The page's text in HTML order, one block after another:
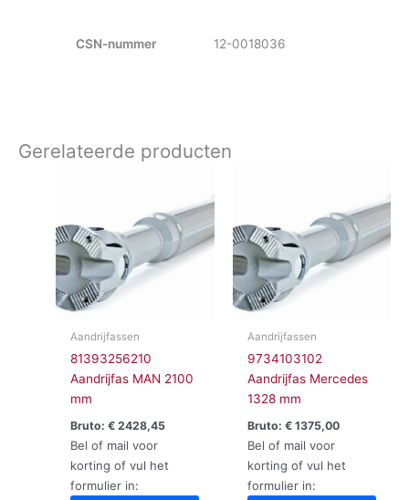
CSN-nummer 12-0018036
Gerelateerde producten
Aandrijfassen
81393256210
Aandrijfas MAN 2100
mm
Bruto:€ 2428,45
Bel of mail voor
korting of vul het
formulier in:
Aandrijfassen
9734103102
Aandrijfas Mercedes
1328 mm
Bruto: €1375,00
Bel of mail voor
korting of vul het
formulier in: